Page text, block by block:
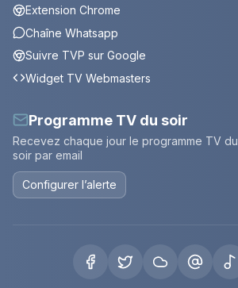
Extension Chrome
Chaîne Whatsapp
Suivre TVP sur Google
Widget TV Webmasters
Programme TV du soir
Recevez chaque jour le programme TV du
soir par email
Configurer l’alerte